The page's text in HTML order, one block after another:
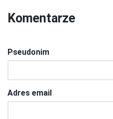
Komentarze
Pseudonim
Adres email